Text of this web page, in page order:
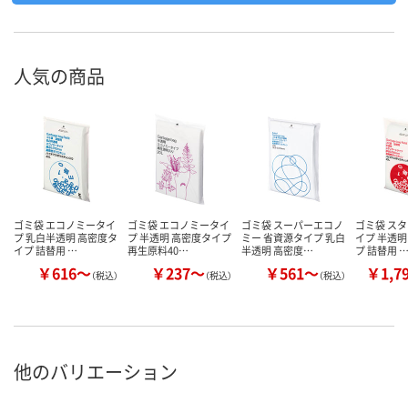
人気の商品
ゴミ袋 エコノミータイ
プ 乳白半透明 高密度タ
イプ 詰替用 …
￥616～（税込）
ゴミ袋 エコノミータイ
プ 半透明 高密度タイプ
再生原料40…
￥237～（税込）
ゴミ袋 スーパーエコノ
ミー 省資源タイプ 乳白
半透明 高密度…
￥561～（税込）
ゴミ袋 ス
イプ 半透
プ 詰替用 …
￥
他のバリエーション